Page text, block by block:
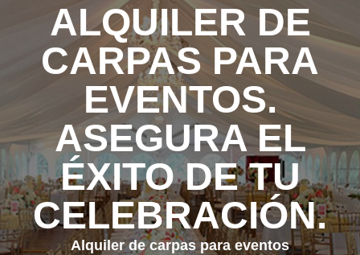
ALQUILER DE
CARPAS PARA
EVENTOS.
ASEGURA EL
ÉXITO DE TU
CELEBRACIÓN.
Alquiler de carpas para eventos